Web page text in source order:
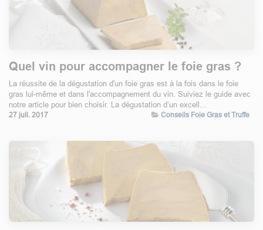
Quel vin pour accompagner le foie gras ?
La réussite de la dégustation d'un foie gras est à la fois dans le foie
gras lui-même et dans l'accompagnement du vin. Suiviez le guide avec
notre article pour bien choisir. La dégustation d’un excell...
27 juil. 2017 Conseils Foie Gras et Truffe